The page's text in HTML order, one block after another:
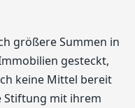
größere Summen in
gesteckt,
keine Mittel bereit
Stiftung mit ihrem